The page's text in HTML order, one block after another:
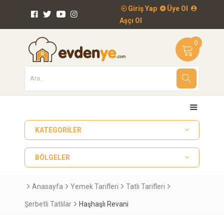
Giriş Yap
Üye Ol
Aşçı Ol
0
KATEGORILER
BÖLGELER
Anasayfa Yemek Tarifleri Tatlı Tarifleri
Şerbetli Tatlılar Haşhaşlı Revani